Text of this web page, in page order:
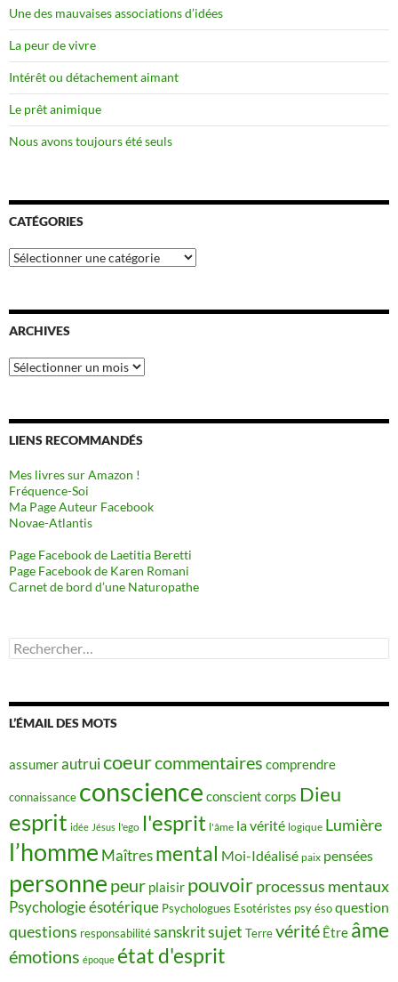
Une des mauvaises associations d’idées
La peur de vivre
Intérêt ou détachement aimant
Le prêt animique
Nous avons toujours été seuls
CATÉGORIES
Catégories
ARCHIVES
Archives
LIENS RECOMMANDÉS
Mes livres sur Amazon !
Fréquence-Soi
Ma Page Auteur Facebook
Novae-Atlantis
Page Facebook de Laetitia Beretti
Page Facebook de Karen Romani
Carnet de bord d’une Naturopathe
Rechercher :
L’ÉMAIL DES MOTS
assumerautruicoeurcommentaires comprendre
connaissance conscience conscient corps Dieu
esprit idée Jésus l'ego l'esprit l'âme la vérité logique Lumière
l’homme Maîtres mental Moi-Idéalisé paix pensées
personne peur plaisir pouvoirprocessus mentaux
Psychologie ésotérique Psychologues Esotéristes psy ésoquestion
questions responsabilitésanskritsujet Terrevérité Être âme
émotions époque état d'esprit